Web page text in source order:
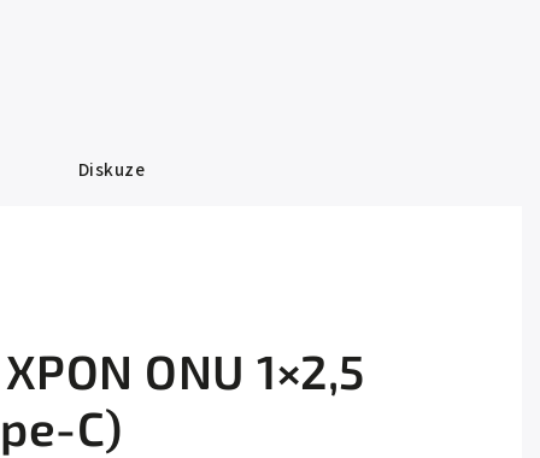
Diskuze
ONU 1×2,5
C)